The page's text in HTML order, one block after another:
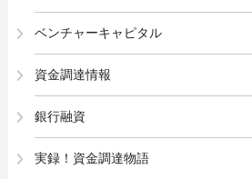
ベンチャーキャピタル
資金調達情報
銀行融資
実録！資金調達物語